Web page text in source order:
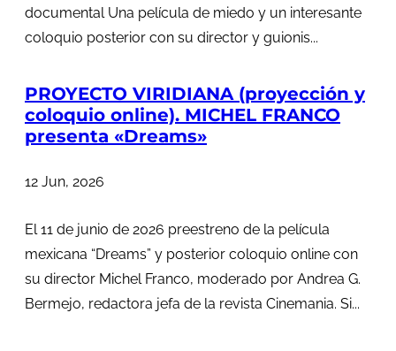
documental Una película de miedo y un interesante
coloquio posterior con su director y guionis...
PROYECTO VIRIDIANA (proyección y
coloquio online). MICHEL FRANCO
presenta «Dreams»
12 Jun, 2026
El 11 de junio de 2026 preestreno de la película
mexicana “Dreams” y posterior coloquio online con
su director Michel Franco, moderado por Andrea G.
Bermejo, redactora jefa de la revista Cinemania. Si...